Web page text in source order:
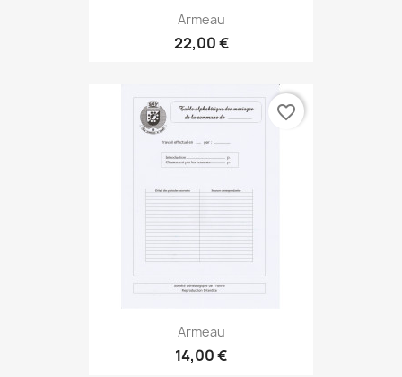
Armeau
22,00 €
Armeau
14,00 €
favorite_border